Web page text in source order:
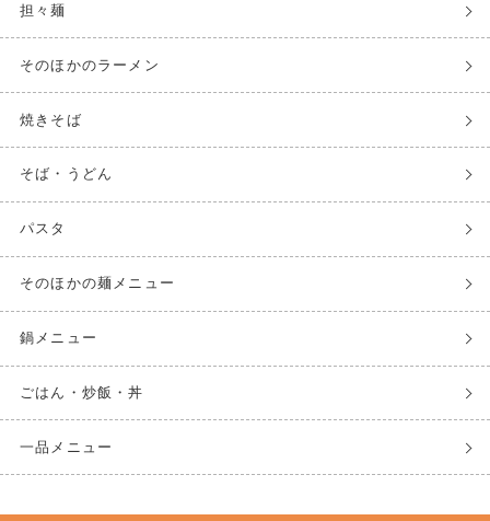
担々麺
そのほかのラーメン
焼きそば
そば・うどん
パスタ
そのほかの麺メニュー
鍋メニュー
ごはん・炒飯・丼
一品メニュー